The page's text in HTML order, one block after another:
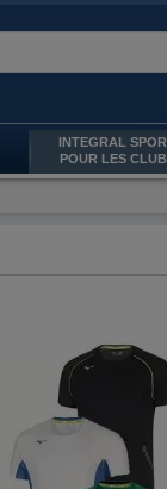
INTEGRAL
POUR LES